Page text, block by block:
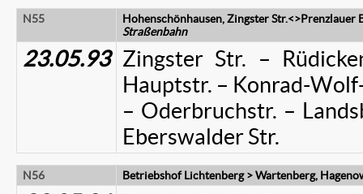
N55
Hohenschönhausen, Zingster Str.<>Prenzlauer
Straßenbahn
23.05.93 Zingster Str. –
Hauptstr. – Konrad-
– Oderbruchstr. –
Eberswalder Str.
N56 Betriebshof Lichtenberg > Wartenberg,